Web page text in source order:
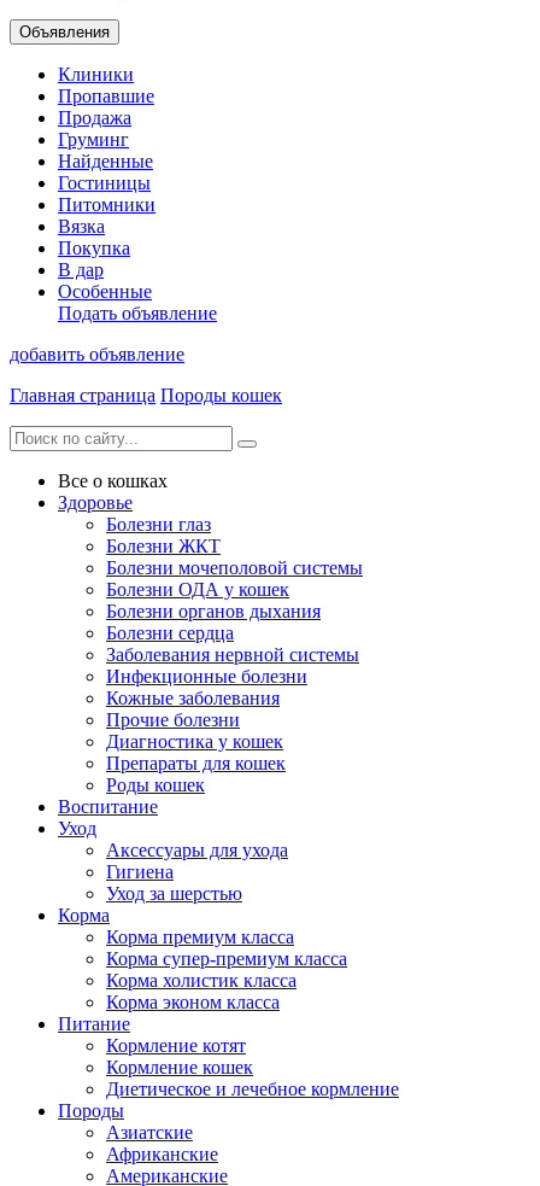
Объявления
Клиники
Пропавшие
Продажа
Груминг
Найденные
Гостиницы
Питомники
Вязка
Покупка
В дар
Особенные
Подать объявление
добавить объявление
Главная страница Породы кошек
Все о кошках
Здоровье
Болезни глаз
Болезни ЖКТ
Болезни мочеполовой системы
Болезни ОДА у кошек
Болезни органов дыхания
Болезни сердца
Заболевания нервной системы
Инфекционные болезни
Кожные заболевания
Прочие болезни
Диагностика у кошек
Препараты для кошек
Роды кошек
Воспитание
Уход
Аксессуары для ухода
Гигиена
Уход за шерстью
Корма
Корма премиум класса
Корма супер-премиум класса
Корма холистик класса
Корма эконом класса
Питание
Кормление котят
Кормление кошек
Диетическое и лечебное кормление
Породы
Азиатские
Африканские
Американские